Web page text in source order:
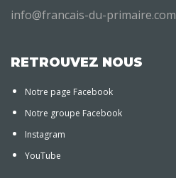
info@francais-du-primaire.com
RETROUVEZ NOUS
Notre page Facebook
Notre groupe Facebook
Instagram
YouTube